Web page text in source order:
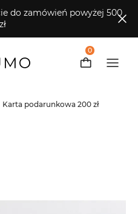
do zamówień powyżej 500
zł
0
Karta podarunkowa 200 zł